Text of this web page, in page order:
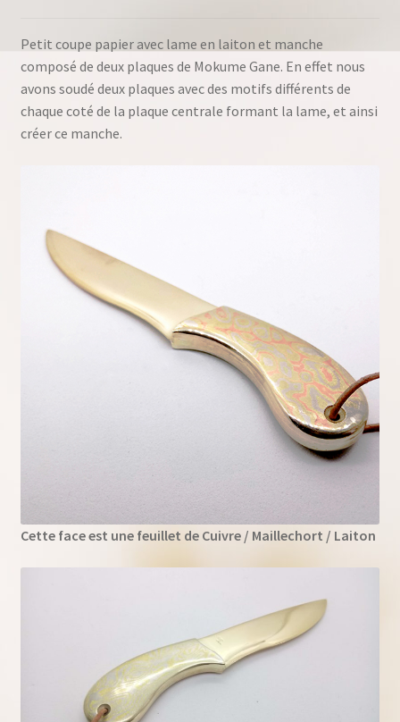
Petit coupe papier avec lame en laiton et manche
composé de deux plaques de Mokume Gane. En effet nous
avons soudé deux plaques avec des motifs différents de
chaque coté de la plaque centrale formant la lame, et ainsi
créer ce manche.
Cette face est une feuillet de Cuivre / Maillechort / Laiton